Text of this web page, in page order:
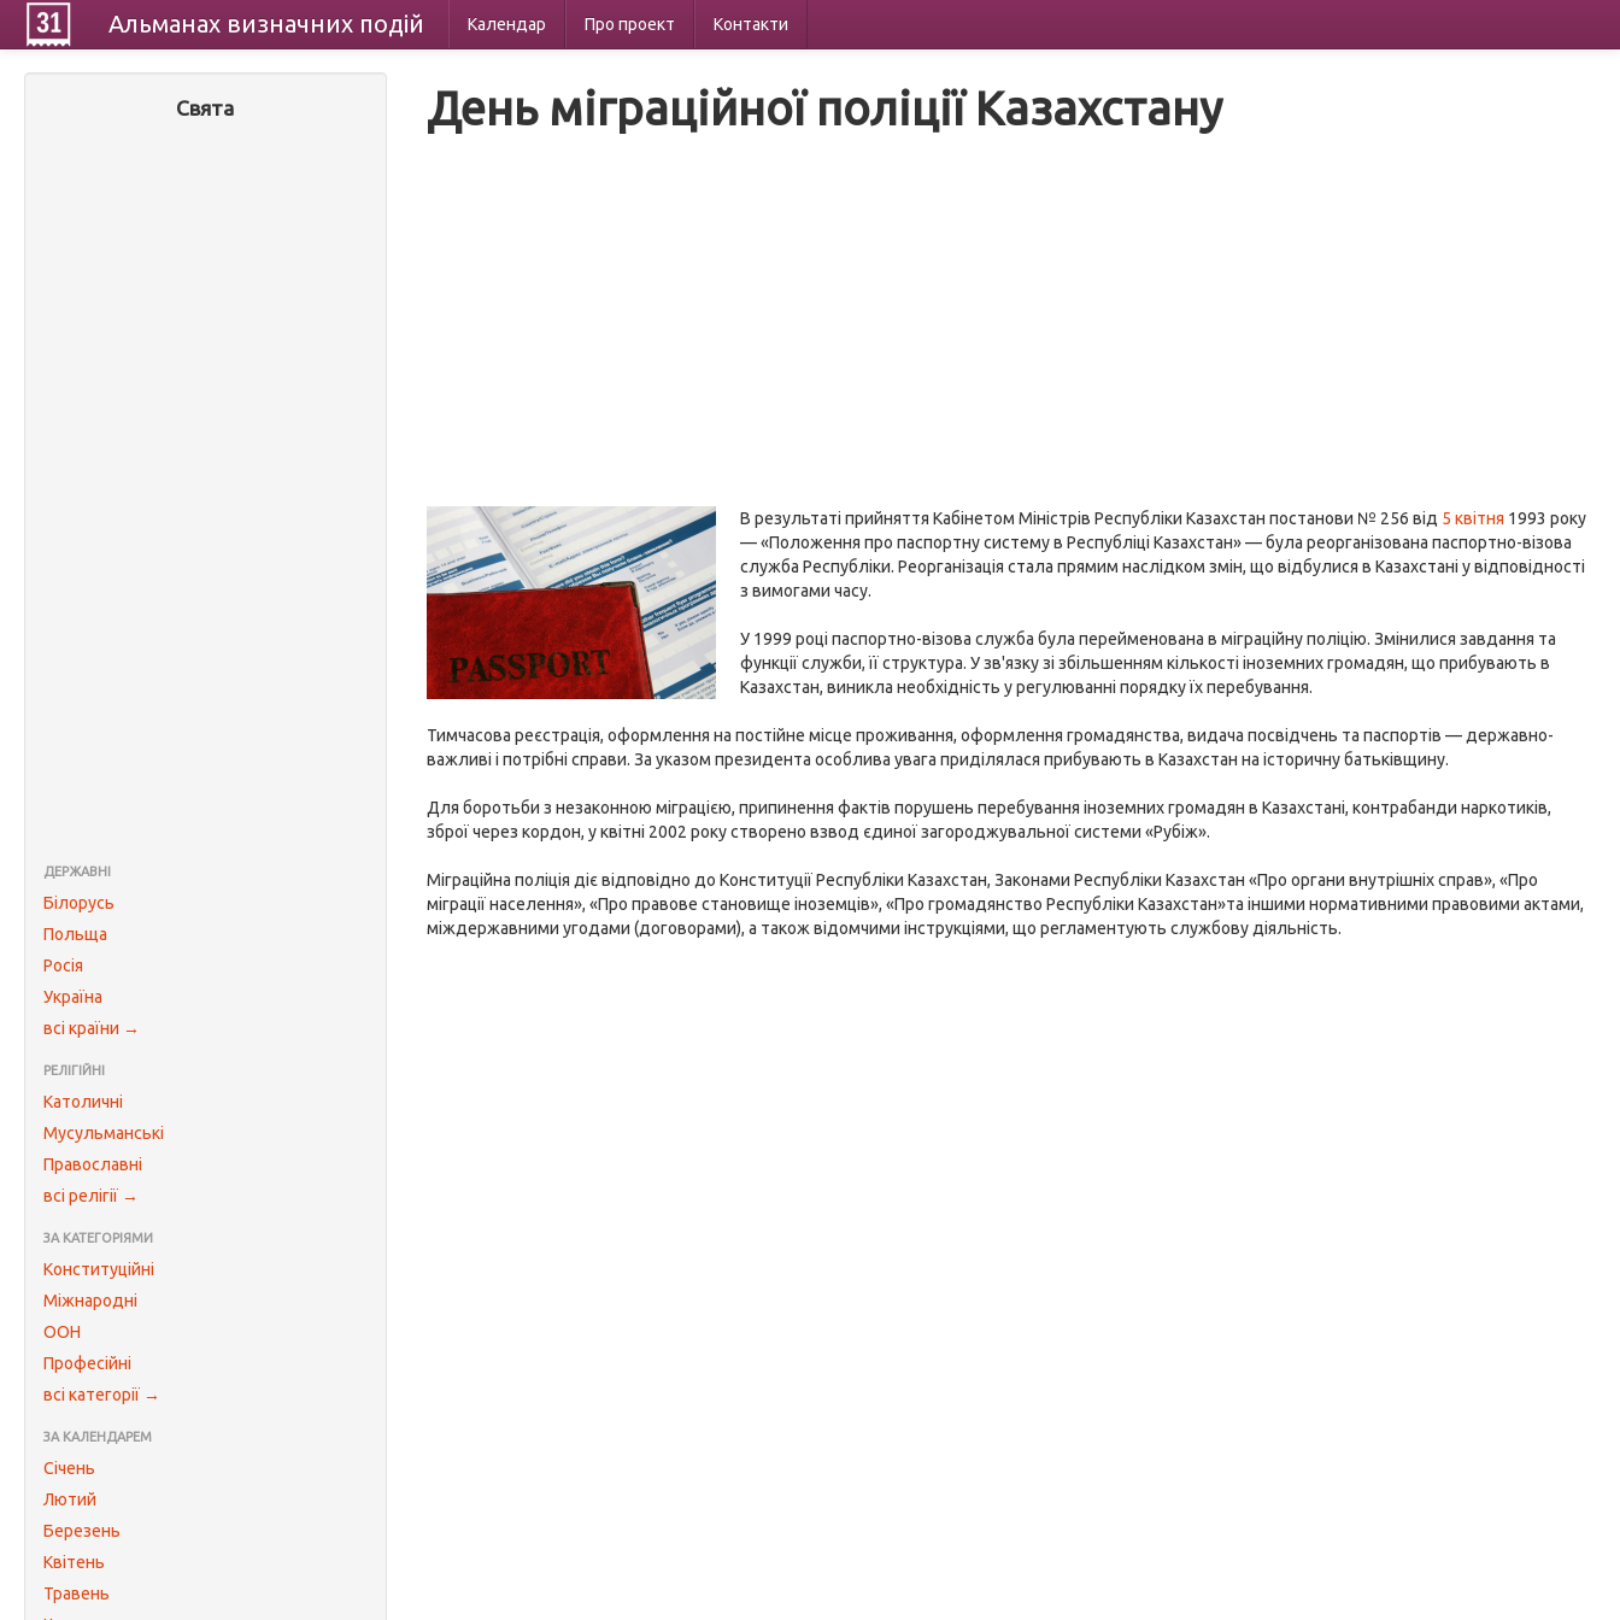
Альманах визначних подій Календар Про проект Контакти
Свята
ДЕРЖАВНІ
Білорусь
Польща
Росія
Україна
всі країни →
РЕЛІГІЙНІ
Католичні
Мусульманські
Православні
всі релігії →
ЗА КАТЕГОРІЯМИ
Конституційні
Міжнародні
ООН
Професійні
всі категорії →
ЗА КАЛЕНДАРЕМ
Січень
Лютий
Березень
Квітень
Травень
День міграційної поліції Казахстану
В результаті прийняття Кабінетом Міністрів Республіки Казахстан постанови № 256 від 5 квітня 1993 року
— «Положення про паспортну систему в Республіці Казахстан» — була реорганізована паспортно-візова
служба Республіки. Реорганізація стала прямим наслідком змін, що відбулися в Казахстані у відповідності
з вимогами часу.
У 1999 році паспортно-візова служба була перейменована в міграційну поліцію. Змінилися завдання та
функції служби, її структура. У зв'язку зі збільшенням кількості іноземних громадян, що прибувають в
Казахстан, виникла необхідність у регулюванні порядку їх перебування.
Тимчасова реєстрація, оформлення на постійне місце проживання, оформлення громадянства, видача посвідчень та паспортів — державно-
важливі і потрібні справи. За указом президента особлива увага приділялася прибувають в Казахстан на історичну батьківщину.
Для боротьби з незаконною міграцією, припинення фактів порушень перебування іноземних громадян в Казахстані, контрабанди наркотиків,
зброї через кордон, у квітні 2002 року створено взвод єдиної загороджувальної системи «Рубіж».
Міграційна поліція діє відповідно до Конституції Республіки Казахстан, Законами Республіки Казахстан «Про органи внутрішніх справ», «Про
міграції населення», «Про правове становище іноземців», «Про громадянство Республіки Казахстан»та іншими нормативними правовими актами,
міждержавними угодами (договорами), а також відомчими інструкціями, що регламентують службову діяльність.